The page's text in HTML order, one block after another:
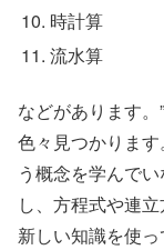
時計算
流水算
などがあります
色々見つかりま
う概念を学んで
し、方程式や連
新しい知識を使